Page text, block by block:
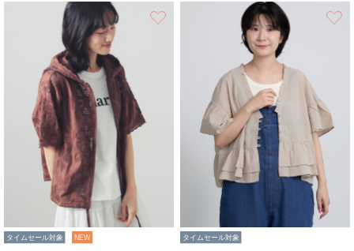
タイムセール対象 NEW タイムセール対象